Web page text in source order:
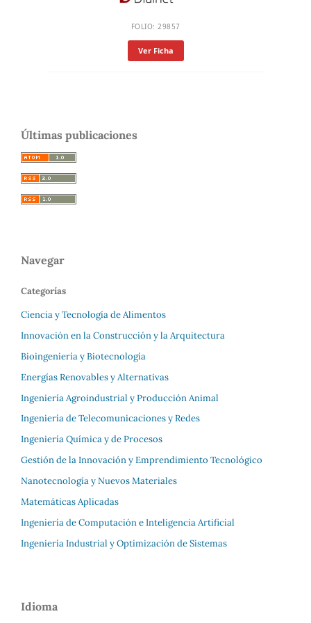
FOLIO: 29857
Ver Ficha
Últimas publicaciones
Navegar
Categorías
Ciencia y Tecnología de Alimentos
Innovación en la Construcción y la Arquitectura
Bioingeniería y Biotecnología
Energías Renovables y Alternativas
Ingeniería Agroindustrial y Producción Animal
Ingeniería de Telecomunicaciones y Redes
Ingeniería Química y de Procesos
Gestión de la Innovación y Emprendimiento Tecnológico
Nanotecnología y Nuevos Materiales
Matemáticas Aplicadas
Ingeniería de Computación e Inteligencia Artificial
Ingeniería Industrial y Optimización de Sistemas
Idioma